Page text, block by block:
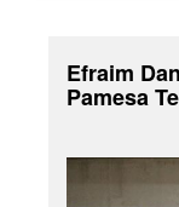
Efraim
Pamesa